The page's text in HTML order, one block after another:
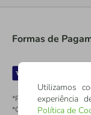
Formas de
*Pontos dos Cartões
*Cartões Sicredi
Utilizamos
experiência
Política de